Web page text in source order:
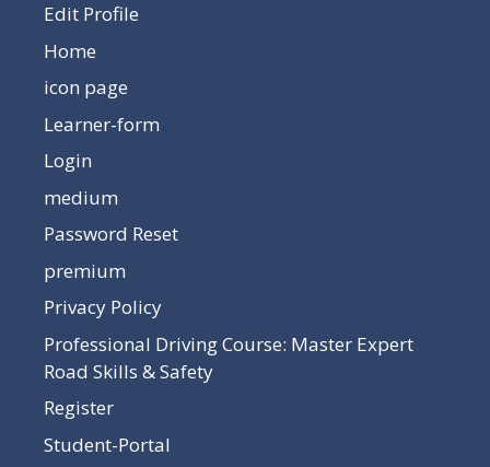
Edit Profile
Home
icon page
Learner-form
Login
medium
Password Reset
premium
Privacy Policy
Professional Driving Course: Master Expert
Road Skills & Safety
Register
Student-Portal